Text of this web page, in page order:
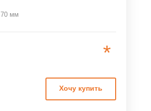
70 мм
*
Хочу купить